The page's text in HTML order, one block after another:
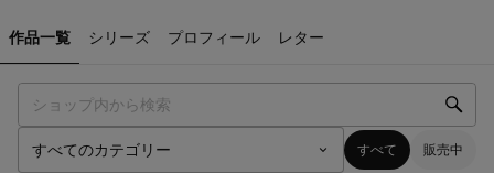
作品一覧 シリーズ プロフィール レター
すべて 販売中